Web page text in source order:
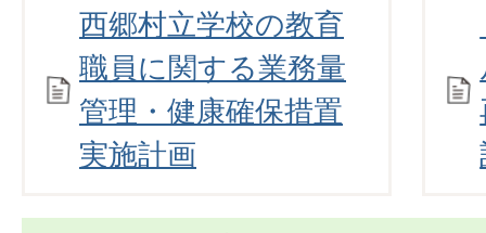
西郷村立学校の教育
職員に関する業務量
管理・健康確保措置
実施計画